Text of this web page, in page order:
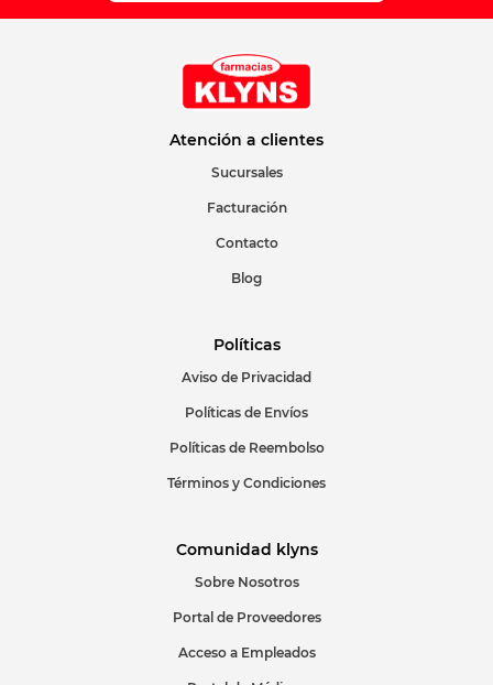
Atención a clientes
Sucursales
Facturación
Contacto
Blog
Políticas
Aviso de Privacidad
Políticas de Envíos
Políticas de Reembolso
Términos y Condiciones
Comunidad klyns
Sobre Nosotros
Portal de Proveedores
Acceso a Empleados